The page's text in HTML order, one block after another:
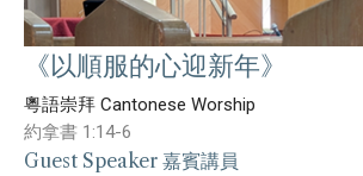
《以順服的心迎新年》
粵語崇拜 Cantonese Worship
約拿書 1:14-6
Guest Speaker 嘉賓講員